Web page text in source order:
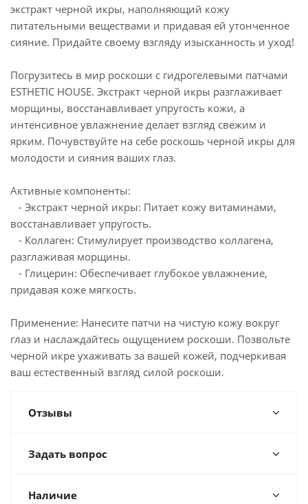
экстракт черной икры, наполняющий кожу
питательными веществами и придавая ей утонченное
сияние. Придайте своему взгляду изысканность и уход!
Погрузитесь в мир роскоши с гидрогелевыми патчами
ESTHETIC HOUSE. Экстракт черной икры разглаживает
морщины, восстанавливает упругость кожи, а
интенсивное увлажнение делает взгляд свежим и
ярким. Почувствуйте на себе роскошь черной икры для
молодости и сияния ваших глаз.
Активные компоненты:
- Экстракт черной икры: Питает кожу витаминами,
восстанавливает упругость.
- Коллаген: Стимулирует производство коллагена,
разглаживая морщины.
- Глицерин: Обеспечивает глубокое увлажнение,
придавая коже мягкость.
Применение: Нанесите патчи на чистую кожу вокруг
глаз и наслаждайтесь ощущением роскоши. Позвольте
черной икре ухаживать за вашей кожей, подчеркивая
ваш естественный взгляд силой роскоши.
Отзывы
Задать вопрос
Наличие